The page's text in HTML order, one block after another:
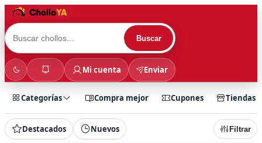
Buscar
Mi cuenta Enviar
Categorías Compra mejor Cupones Tiendas
Destacados Nuevos Filtrar